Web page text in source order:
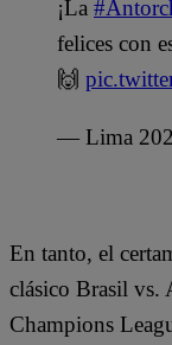
¡La
felices con
🙌
— Lima
En tanto, el
clásico Brasil vs.
Champions